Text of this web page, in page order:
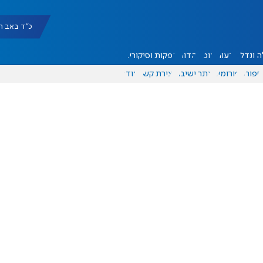
כ"ד באב תשפ"ו
ונדל"ן דעות אוכל יהדות הפקות וסיקורים
ספורט פורומים אתר ישיבה יצירת קשר עוד